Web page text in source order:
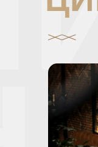
СКИДКИ ДЛЯ
КАЖДЫЙ ДЕНЬ
В честь дня рождения
меню и имениннику —